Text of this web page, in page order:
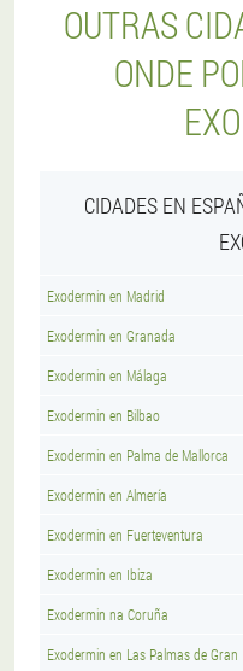
OUTRAS
ONDE
CIDADES EN
Exodermin en Madrid
Exodermin en Granada
Exodermin en Málaga
Exodermin en Bilbao
Exodermin en Palma de Mallorca
Exodermin en Almería
Exodermin en Fuerteventura
Exodermin en Ibiza
Exodermin na Coruña
Exodermin en Las Palmas de Gran